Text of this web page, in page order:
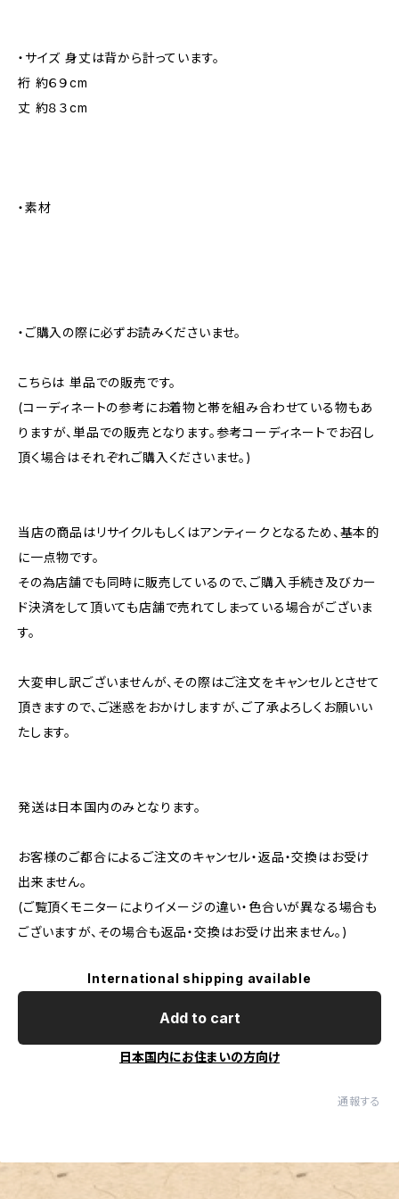
・サイズ 身丈は背から計っています。
裄 約６９cm
丈 約８３cm
・素材
・ご購入の際に必ずお読みくださいませ。
こちらは 単品での販売です。
(コーディネートの参考にお着物と帯を組み合わせている物もあ
りますが、単品での販売となります。参考コーディネートでお召し
頂く場合はそれぞれご購入くださいませ。)
当店の商品はリサイクルもしくはアンティークとなるため、基本的
に一点物です。
その為店舗でも同時に販売しているので、ご購入手続き及びカー
ド決済をして頂いても店舗で売れてしまっている場合がございま
す。
大変申し訳ございませんが、その際はご注文をキャンセルとさせて
頂きますので、ご迷惑をおかけしますが、ご了承よろしくお願いい
たします。
発送は日本国内のみとなります。
お客様のご都合によるご注文のキャンセル・返品・交換はお受け
出来ません。
(ご覧頂くモニターによりイメージの違い・色合いが異なる場合も
ございますが、その場合も返品・交換はお受け出来ません。)
International shipping available
Add to cart
日本国内にお住まいの方向け
通報する